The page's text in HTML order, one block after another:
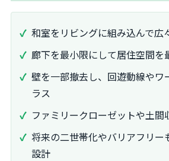
和室をリビングに組み込んで広
廊下を最小限にして居住空間を
壁を一部撤去し、回遊動線やワ
ラス
ファミリークローゼットや土間
将来の二世帯化やバリアフリー
設計